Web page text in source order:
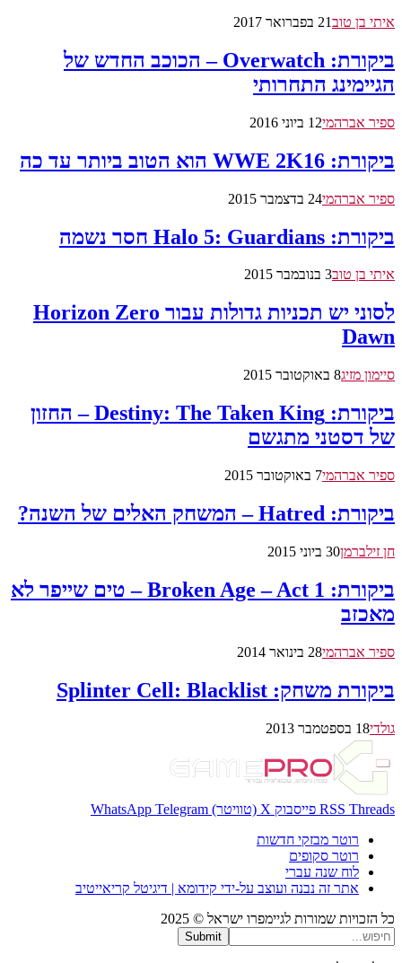
איתי בן טוב21 בפברואר 2017
ביקורת: Overwatch – הכוכב החדש של
הגיימינג התחרותי
ספיר אברהמי12 ביוני 2016
ביקורת: WWE 2K16 הוא הטוב ביותר עד כה
ספיר אברהמי24 בדצמבר 2015
ביקורת: Halo 5: Guardians חסר נשמה
איתי בן טוב3 בנובמבר 2015
לסוני יש תכניות גדולות עבור Horizon Zero
Dawn
סיימון מזיג8 באוקטובר 2015
ביקורת: Destiny: The Taken King – החזון
של דסטני מתגשם
ספיר אברהמי7 באוקטובר 2015
ביקורת: Hatred – המשחק האלים של השנה?
חן זילברמן30 ביוני 2015
ביקורת: Broken Age – Act 1 – טים שייפר לא
מאכזב
ספיר אברהמי28 בינואר 2014
ביקורת משחק: Splinter Cell: Blacklist
גולדי18 בספטמבר 2013
RSS Threads פייסבוק X (טוויטר) WhatsApp Telegram
רוטר מבזקי חדשות
רוטר סקופים
לוח שנה עברי
אתר זה נבנה ועוצב על-ידי קידומא | דיגיטל קריאייטיב
כל הזכויות שמורות לגיימפרו ישראל © 2025
Submit